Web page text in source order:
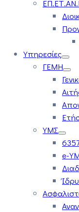
Υπηρεσίες
ΓΕΜΗ
ΥΜΣ
e-